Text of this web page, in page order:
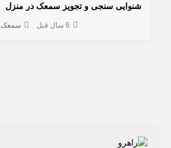
شنوایی سنجی و تجویز سمعک در منزل
6 سال قبل سمعک